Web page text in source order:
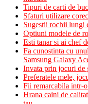
Tipuri de carti de
Sfaturi utilizare
Sugestii rochii lungi
Optiuni modele de
Esti tanar si ai chef
Fa cunostinta cu
Samsung Galaxy
Invata prin jocuri de
Preferatele mele,
Fii remarcabila intr-
Hrana caini de